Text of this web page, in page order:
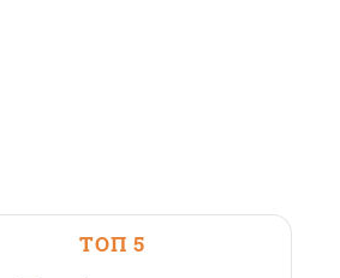
ТОП 5